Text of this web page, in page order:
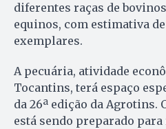
diferentes raças de
equinos, com estimativa
exemplares.
A pecuária, atividade
Tocantins, terá espaço
da 26ª edição da Agrotins.
está sendo preparado